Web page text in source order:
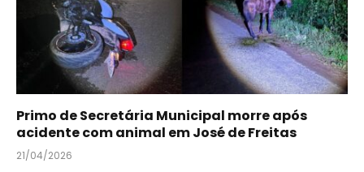
Primo de Secretária Municipal morre após
acidente com animal em José de Freitas
21/04/2026